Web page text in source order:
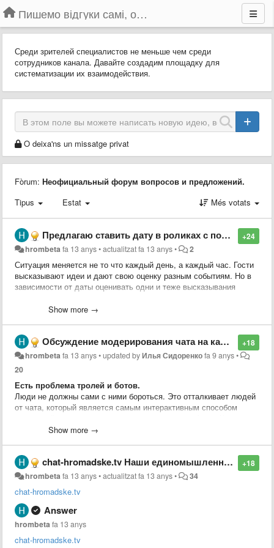
Пишемо відгуки самі, обговорюємо інші ідеї та пропозиції до Громадського Телебачення
Среди зрителей специалистов не меньше чем среди
сотрудников канала. Давайте создадим площадку для
систематизации их взаимодействия.
O deixa'ns un missatge privat
Fòrum: Неофициальный форум вопросов и предложений.
Tipus
Estat Més votats
+24
Предлагаю ставить дату в роликах с пометкой "повтор"
hrombetafa 13 anys•actualitzatfa 13 anys• 2
Ситуация меняется не то что каждый день, а каждый час. Гости
высказывают идеи и дают свою оценку разным событиям. Но в
зависимости от даты оценивать одни и теже высказывания
Show more →
+18
Обсуждение модерирования чата на канале youtube.
hrombetafa 13 anys•updated byИлья Сидоренкоfa 9 anys•
20
Есть проблема тролей и ботов.
Люди не должны сами с ними бороться. Это отталкивает людей
от чата, который является самым интерактивным способом
того иммено его состояниеоказывает значительное влияние на
Троли и боты пытаются "розсеять толпу".
Розсеим их первыми!
Со своей стороны пердлагаю организацию площадки, которая на
основе IT сообщества объединит волонтёров готовых
самоорганизоваться и оказать посильную
помощь(hromadsketvbeta.userecho.com
дневных эфиров на отдельные ролики до разноплановой IT
Show more →
+18
chat-hromadske.tv Наши единомышленники. Рекомендую!
hrombetafa 13 anys•actualitzatfa 13 anys• 34
chat-hromadske.tv
Answer
hrombetafa 13 anys
chat-hromadske.tv